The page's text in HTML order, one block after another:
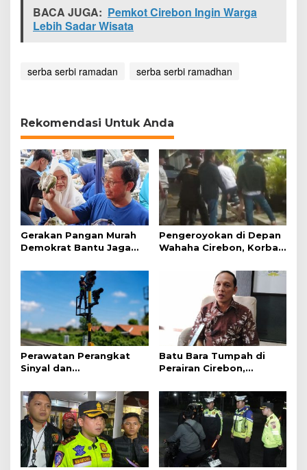
BACA JUGA: Pemkot Cirebon Ingin Warga
Lebih Sadar Wisata
serba serbi ramadan serba serbi ramadhan
Rekomendasi Untuk Anda
Gerakan Pangan Murah
Demokrat Bantu Jaga
Pengeroyokan di Depan
Wahaha Cirebon, Korban
Perawatan Perangkat
Sinyal dan
Perjalanan Kereta Api
Batu Bara Tumpah di
Perairan Cirebon,
Hijau